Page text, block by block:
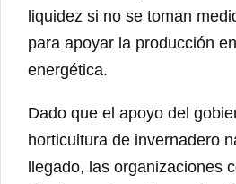
liquidez si no se toman
para apoyar la producción
energética.
Dado que el apoyo del
horticultura de invernadero
llegado, las organizaciones